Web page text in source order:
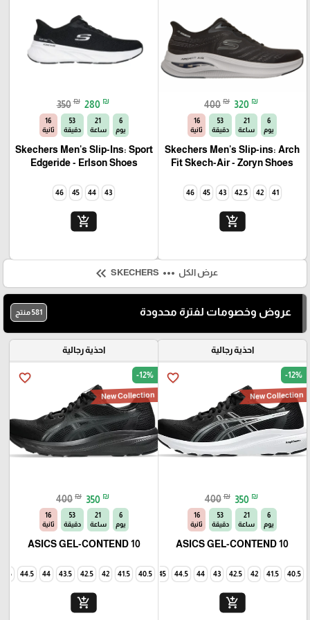
400 ₪ 320 ₪
6
يوم
21
ساعة
53
دقيقة
14
ثانية
Skechers Men's Slip-ins: Arch
Fit Skech-Air - Zoryn Shoes
41
42
42.5
43
45
46
add_shopping_cart
350 ₪ 280 ₪
6
يوم
21
ساعة
53
دقيقة
14
ثانية
Skechers Men's Slip-Ins: Sport
Edgeride - Erlson Shoes
43
44
45
46
add_shopping_cart
عرض الكل more_horiz
keyboard_double_arrow_left
عروض وخصومات لفترة محدودة 581 منتج
احذية رجالية
favorite_border -12%
New Collection
400 ₪ 350 ₪
6
يوم
21
ساعة
53
دقيقة
14
ثانية
ASICS GEL-CONTEND 10
40.5
41.5
42
42.5
43
44
44.5
45
add_shopping_cart
احذية رجالية
favorite_border -12%
New Collection
400 ₪ 350 ₪
6
يوم
21
ساعة
53
دقيقة
14
ثانية
ASICS GEL-CONTEND 10
40.5
41.5
42
42.5
43.5
44
44.5
45
add_shopping_cart